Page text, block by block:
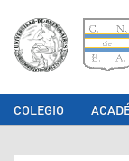
COLEGIO